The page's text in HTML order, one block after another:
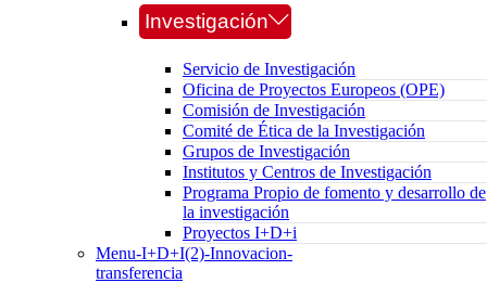
Investigación
Servicio de Investigación
Oficina de Proyectos Europeos (OPE)
Comisión de Investigación
Comité de Ética de la Investigación
Grupos de Investigación
Institutos y Centros de Investigación
Programa Propio de fomento y desarrollo de
la investigación
Proyectos I+D+i
Menu-I+D+I(2)-Innovacion-
transferencia